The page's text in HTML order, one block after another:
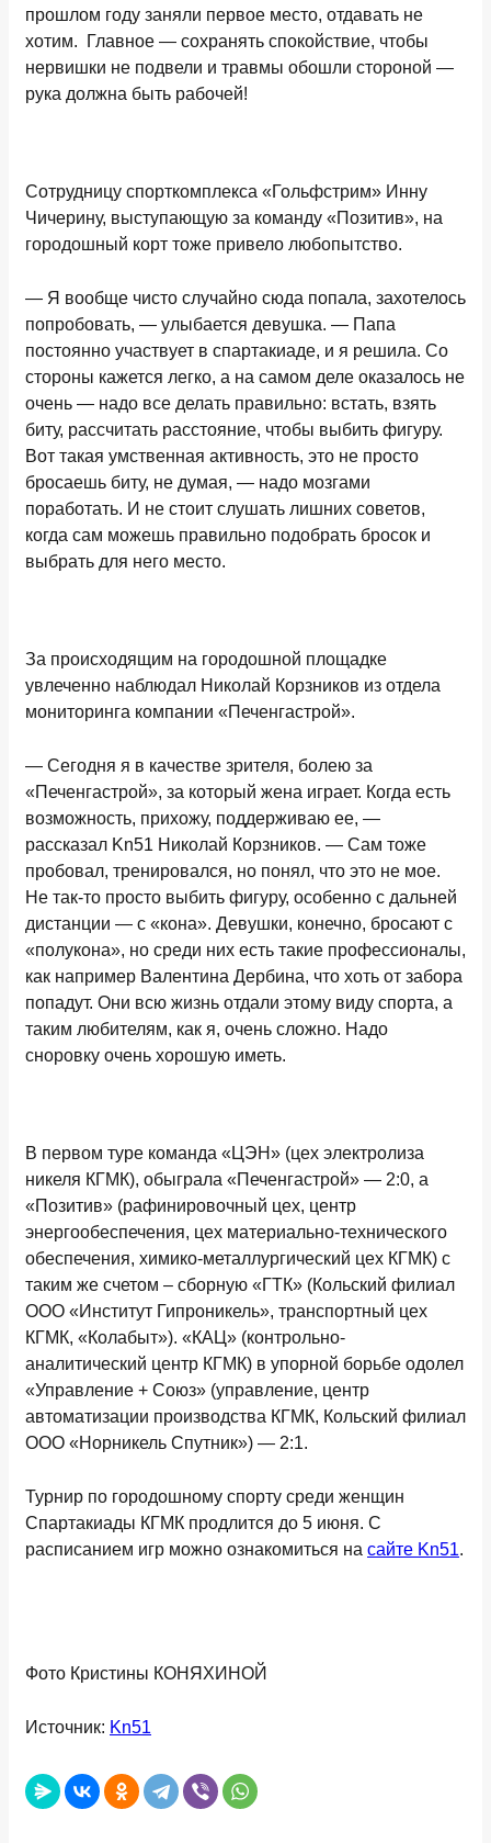
прошлом году заняли первое место, отдавать не
хотим. Главное — сохранять спокойствие, чтобы
нервишки не подвели и травмы обошли стороной —
рука должна быть рабочей!
Сотрудницу спорткомплекса «Гольфстрим» Инну
Чичерину, выступающую за команду «Позитив», на
городошный корт тоже привело любопытство.
— Я вообще чисто случайно сюда попала, захотелось
попробовать, — улыбается девушка. — Папа
постоянно участвует в спартакиаде, и я решила. Со
стороны кажется легко, а на самом деле оказалось не
очень — надо все делать правильно: встать, взять
биту, рассчитать расстояние, чтобы выбить фигуру.
Вот такая умственная активность, это не просто
бросаешь биту, не думая, — надо мозгами
поработать. И не стоит слушать лишних советов,
когда сам можешь правильно подобрать бросок и
выбрать для него место.
За происходящим на городошной площадке
увлеченно наблюдал Николай Корзников из отдела
мониторинга компании «Печенгастрой».
— Сегодня я в качестве зрителя, болею за
«Печенгастрой», за который жена играет. Когда есть
возможность, прихожу, поддерживаю ее, —
рассказал Kn51 Николай Корзников. — Сам тоже
пробовал, тренировался, но понял, что это не мое.
Не так-то просто выбить фигуру, особенно с дальней
дистанции — с «кона». Девушки, конечно, бросают с
«полукона», но среди них есть такие профессионалы,
как например Валентина Дербина, что хоть от забора
попадут. Они всю жизнь отдали этому виду спорта, а
таким любителям, как я, очень сложно. Надо
сноровку очень хорошую иметь.
В первом туре команда «ЦЭН» (цех электролиза
никеля КГМК), обыграла «Печенгастрой» — 2:0, а
«Позитив» (рафинировочный цех, центр
энергообеспечения, цех материально-технического
обеспечения, химико-металлургический цех КГМК) с
таким же счетом – сборную «ГТК» (Кольский филиал
ООО «Институт Гипроникель», транспортный цех
КГМК, «Колабыт»). «КАЦ» (контрольно-
аналитический центр КГМК) в упорной борьбе одолел
«Управление + Союз» (управление, центр
автоматизации производства КГМК, Кольский филиал
ООО «Норникель Спутник») — 2:1.
Турнир по городошному спорту среди женщин
Спартакиады КГМК продлится до 5 июня. С
расписанием игр можно ознакомиться на сайте Kn51.
Фото Кристины КОНЯХИНОЙ
Источник: Kn51